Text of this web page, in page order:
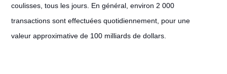
coulisses, tous les jours. En général, environ 2 000
transactions sont effectuées quotidiennement, pour une
valeur approximative de 100 milliards de dollars.